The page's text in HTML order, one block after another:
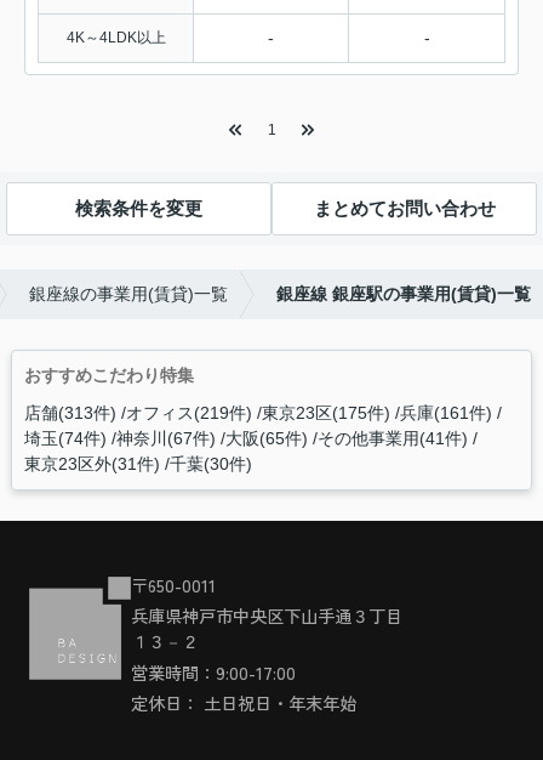
4K～4LDK以上 - -
1
検索条件を変更 まとめてお問い合わせ
銀座線の事業用(賃貸)一覧 銀座線 銀座駅の事業用(賃貸)一覧
おすすめこだわり特集
店舗(313件) オフィス(219件) 東京23区(175件) 兵庫(161件)
埼玉(74件) 神奈川(67件) 大阪(65件) その他事業用(41件)
東京23区外(31件) 千葉(30件)
〒650-0011
兵庫県神戸市中央区下山手通３丁目
１３－２
営業時間：9:00-17:00
定休日： 土日祝日・年末年始